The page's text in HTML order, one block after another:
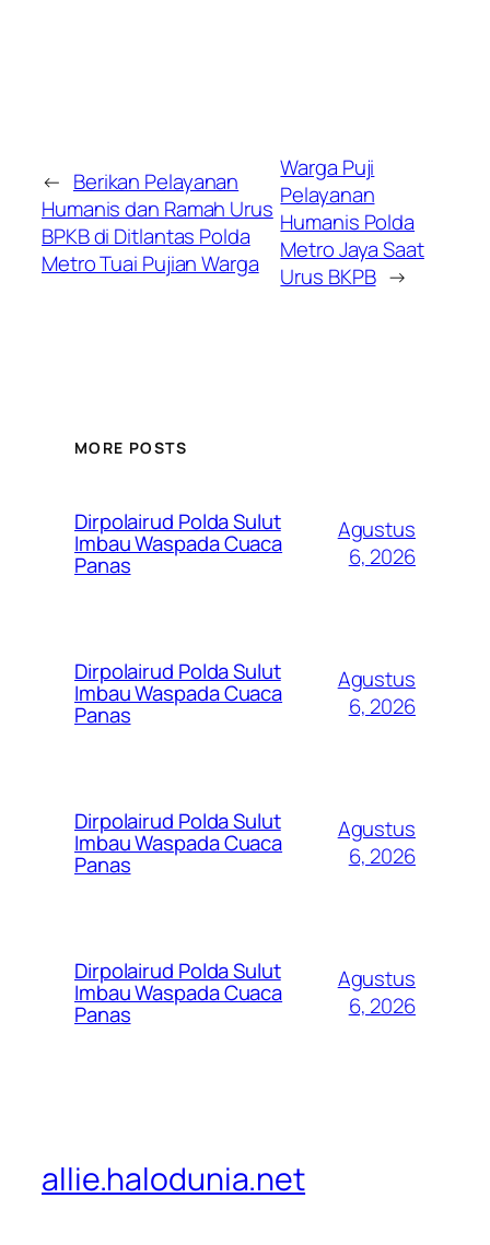
← Berikan Pelayanan
Humanis dan Ramah Urus
BPKB di Ditlantas Polda
Metro Tuai Pujian Warga
Warga Puji
Pelayanan
Humanis Polda
Metro Jaya Saat
Urus BKPB →
MORE POSTS
Dirpolairud Polda Sulut
Imbau Waspada Cuaca
Panas
Agustus
6, 2026
Dirpolairud Polda Sulut
Imbau Waspada Cuaca
Panas
Agustus
6, 2026
Dirpolairud Polda Sulut
Imbau Waspada Cuaca
Panas
Agustus
6, 2026
Dirpolairud Polda Sulut
Imbau Waspada Cuaca
Panas
Agustus
6, 2026
allie.halodunia.net